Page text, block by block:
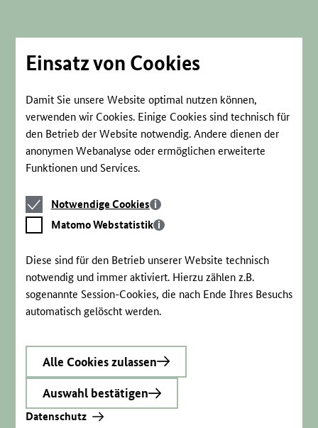
Einsatz von Cookies
Damit Sie unsere Website optimal nutzen können,
verwenden wir Cookies. Einige Cookies sind technisch für
den Betrieb der Website notwendig. Andere dienen der
anonymen Webanalyse oder ermöglichen erweiterte
Funktionen und Services.
Notwendige
Cookies
Notwendige Cookies
Matomo
Webstatistik
Matomo Webstatistik
Diese sind für den Betrieb unserer Website technisch
notwendig und immer aktiviert. Hierzu zählen z.B.
sogenannte Session-Cookies, die nach Ende Ihres Besuchs
automatisch gelöscht werden.
Alle Cookies zulassen
Auswahl bestätigen
Datenschutz